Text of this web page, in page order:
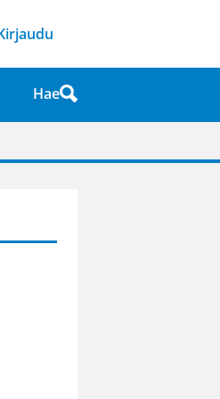
Hae